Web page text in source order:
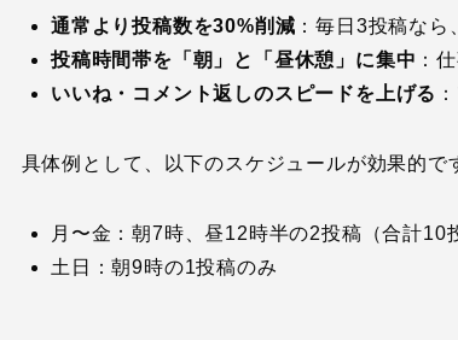
通常より投稿数を30%削減 ：毎日3投稿な
投稿時間帯を「朝」と「昼休憩」に集中 ：
いいね・コメント返しのスピードを上げる
具体例として、以下のスケジュールが効果的で
月〜金：朝7時、昼12時半の2投稿（合計10
土日：朝9時の1投稿のみ